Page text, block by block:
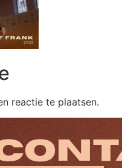
reactie te plaatsen.